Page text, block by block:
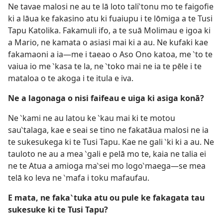
Ne tavae malosi ne au te lā loto tali‵tonu mo te faigofie
ki a lāua ke fakasino atu ki fuaiupu i te lōmiga a te Tusi
Tapu Katolika. Fakamuli ifo, a te suā Molimau e igoa ki
a Mario, ne kamata o asiasi mai ki a au. Ne kufaki kae
fakamaoni a ia—me i taeao o Aso Ono katoa, me ‵to te
vaiua io me ‵kasa te la, ne ‵toko mai ne ia te pēle i te
mataloa o te akoga i te itula e iva.
Ne a lagonaga o nisi faifeau e uiga ki asiga konā?
Ne ‵kami ne au latou ke ‵kau mai ki te motou
sau‵talaga, kae e seai se tino ne fakatāua malosi ne ia
te sukesukega ki te Tusi Tapu. Kae ne gali ‵ki ki a au. Ne
tauloto ne au a mea ‵gali e pelā mo te, kaia ne talia ei
ne te Atua a amioga ma‵sei mo logo‵maega—se mea
telā ko leva ne ‵mafa i toku mafaufau.
E mata, ne faka‵tuka atu ou pule ke fakagata tau
sukesuke ki te Tusi Tapu?